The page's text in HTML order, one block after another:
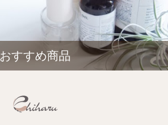
おすすめ商品